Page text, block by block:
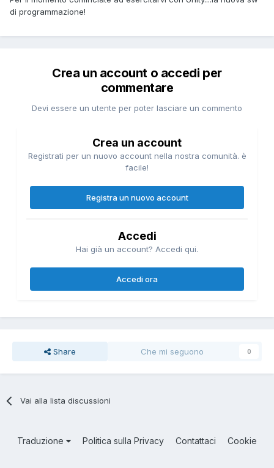
di programmazione!
Crea un account o accedi per
commentare
Devi essere un utente per poter lasciare un commento
Crea un account
Registrati per un nuovo account nella nostra comunità. è
facile!
Registra un nuovo account
Accedi
Hai già un account? Accedi qui.
Accedi ora
Share Che mi seguono 0
Vai alla lista discussioni
Traduzione Politica sulla Privacy Contattaci Cookie